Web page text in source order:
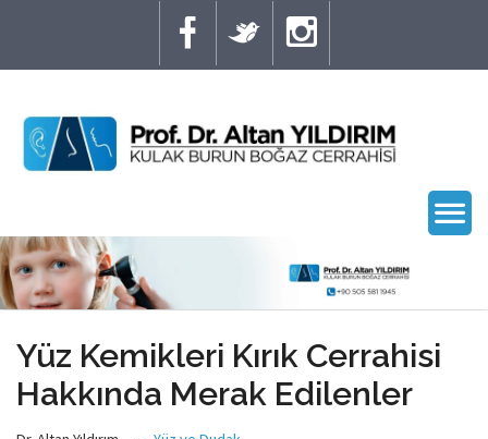
Yüz Kemikleri Kırık Cerrahisi
Hakkında Merak Edilenler